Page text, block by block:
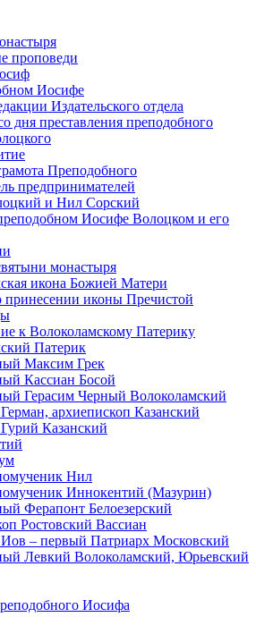
проповеди
Иосифе
Издательского отдела
дня преставления преподобного
Преподобного
предпринимателей
и Нил Сорский
Иосифе Волоцком и его
монастыря
икона Божией Матери
принесении иконы Пречистой
к Волоколамскому Патерику
Патерик
Максим Грек
Кассиан Босой
Герасим Черный Волоколамский
архиепископ Казанский
Казанский
Нил
Иннокентий (Мазурин)
Ферапонт Белоезерский
Ростовский Вассиан
Иов – первый Патриарх Московский
Левкий Волоколамский, Юрьевский
Иосифа